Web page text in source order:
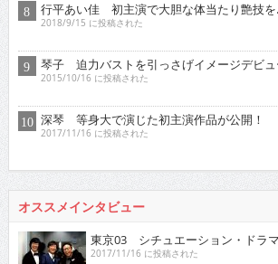
行平あい佳 初主演で大胆な体当たり艶技
2018/9/15 に投稿された
琴子 迫力バストを引っさげイメージデビュ
2015/10/16 に投稿された
深琴 等身大で演じた初主演作品が公開！
2017/11/16 に投稿された
オススメインタビュー
東京03 シチュエーション・ドラ
2017/11/16 に投稿された